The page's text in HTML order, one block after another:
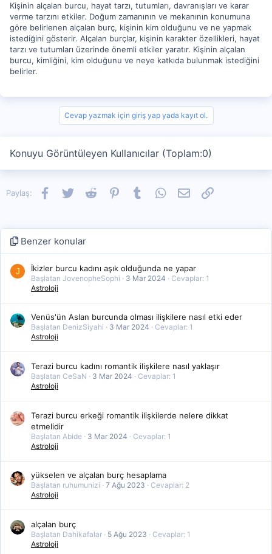
Kişinin alçalan burcu, hayat tarzı, tutumları, davranışları ve karar
verme tarzını etkiler. Doğum zamanının ve mekanının konumuna
göre belirlenen alçalan burç, kişinin kim olduğunu ve ne yapmak
istediğini gösterir. Alçalan burçlar, kişinin karakter özellikleri, hayat
tarzı ve tutumları üzerinde önemli etkiler yaratır. Kişinin alçalan
burcu, kimliğini, kim olduğunu ve neye katkıda bulunmak istediğini
belirler.
Cevap yazmak için giriş yap yada kayıt ol.
Konuyu Görüntüleyen Kullanıcılar (Toplam:0)
Paylaş: Facebook
TwitterReddit PinterestTumblrWhatsApp
E-postaLink
Benzer konular
J İkizler burcu kadını aşık olduğunda ne yapar
Başlatan JovenopheSophi 3 Mar 2024
Cevaplar: 1
Astroloji
Venüs'ün Aslan burcunda olması ilişkilere nasıl etki eder
Başlatan DenizSiyahi 3 Mar 2024
Cevaplar: 1
Astroloji
Terazi burcu kadını romantik ilişkilere nasıl yaklaşır
Başlatan CeSaN 3 Mar 2024
Cevaplar: 1
Astroloji
Terazi burcu erkeği romantik ilişkilerde nelere dikkat
etmelidir
Başlatan Abide 3 Mar 2024
Cevaplar: 1
Astroloji
yükselen ve alçalan burç hesaplama
Başlatan ruhumunizi 7 Ağu 2023
Cevaplar: 2
Astroloji
alçalan burç
Başlatan Dahikafalar 5 Ağu 2023
Cevaplar: 1
Astroloji